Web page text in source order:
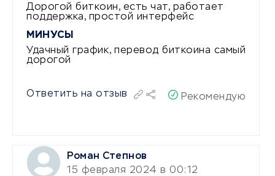
Дорогой биткоин, есть чат, работает
поддержка, простой интерфейс
МИНУСЫ
Удачный график, перевод биткоина самый
дорогой
Ответить на отзыв Рекомендую
Роман Степнов
15 февраля 2024 в 00:12